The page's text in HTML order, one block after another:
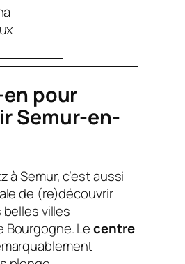
pour
Semur-en-
à Semur, c’est aussi
de (re)découvrir
belles villes
Bourgogne. Lecentre